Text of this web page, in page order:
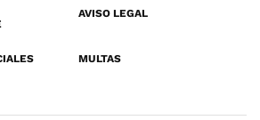
AVISO LEGAL
MULTAS